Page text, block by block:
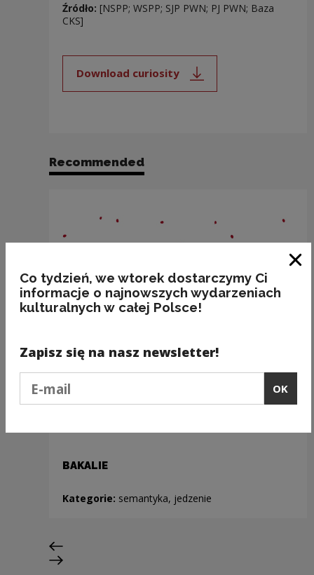
Źródło: [NSPP; WSPP; SJP PWN; PJ PWN; Baza
CKS]
Download curiosity
Note, the link will open in a new
Recommended
BAKALIE
Kategorie: semantyka, jedzenie
Previous slide
Next slide
Co tydzień, we wtorek dostarczymy Ci
informacje o najnowszych wydarzeniach
kulturalnych w całej Polsce!
Zapisz się na nasz newsletter!
OK